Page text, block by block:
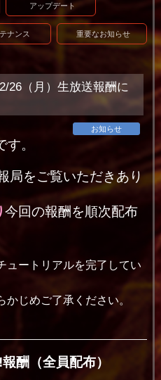
アップデート
ナンス 重要なお知らせ
26（月）生放送報酬に
お知らせ
。
局をご覧いただきあり
今回の報酬を順次配布
ートリアルを完了してい
じめご了承ください。
酬（全員配布）